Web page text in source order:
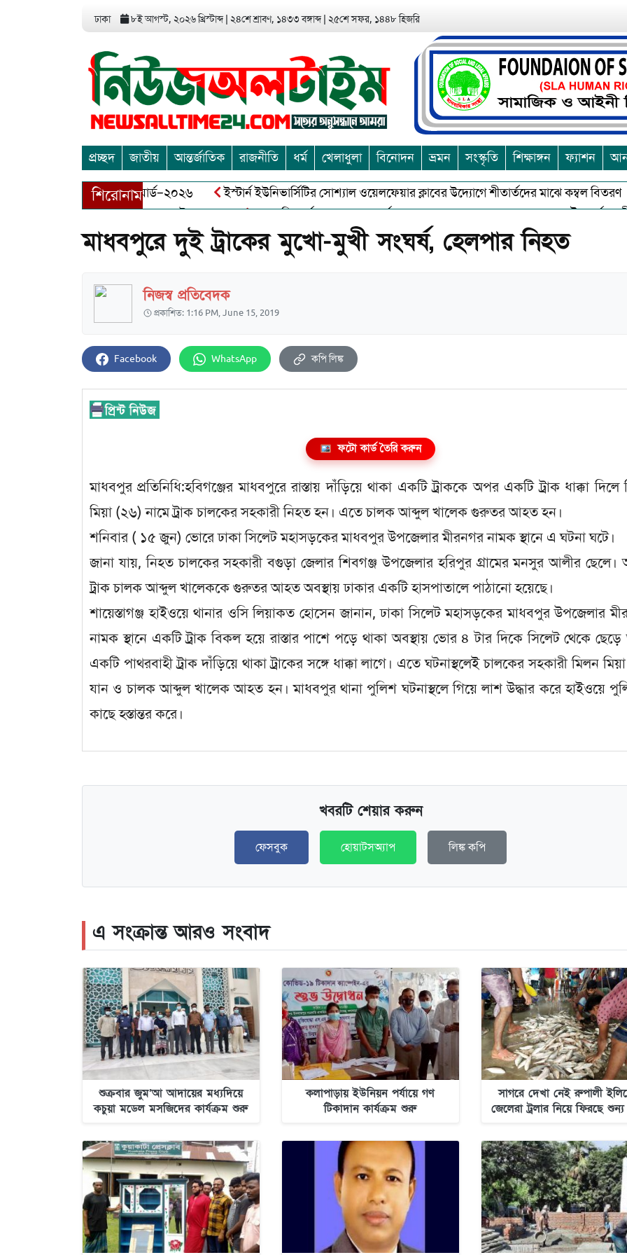
ঢাকা ৮ই আগস্ট, ২০২৬ খ্রিস্টাব্দ ২৪শে শ্রাবণ, ১৪৩৩ বঙ্গাব্দ ২৫শে সফর, ১৪৪৮ হিজরি
প্রচ্ছদ জাতীয় আন্তর্জাতিক রাজনীতি ধর্ম খেলাধুলা বিনোদন ভ্রমন সংস্কৃতি শিক্ষাঙ্গন ফ্যাশন
শিরোনাম
এন্ড এন্ট্রাপ্রেনিয়র অ্যাওয়ার্ড–২০২৬ ইস্টার্ন ইউনিভার্সিটির সোশ্যাল ওয়েলফেয়ার ক্লাবের উদ্যোগে শীতার্তদের মাঝে কম্বল বিতরণ
বীর মুক্তিযোদ্ধা আব্দুল খালেক এর ইন্তেকাল
আত্মশুদ্ধি অর্জন ও অশুভকে বর্জন করে সত্য,সুন্দরকে বরনে কলাপাড়ায় বৌদ্ধ
মাধবপুরে দুই ট্রাকের মুখো-মুখী সংঘর্ষ, হেলপার নিহত
নিজস্ব প্রতিবেদক
প্রকাশিত: 1:16 PM, June 15, 2019
Facebook WhatsApp কপি লিঙ্ক
ফটো কার্ড তৈরি করুন
মাধবপুর প্রতিনিধি:হবিগঞ্জের মাধবপুরে রাস্তায় দাঁড়িয়ে থাকা একটি ট্রাককে অপর একটি ট্রাক ধাক্কা দিলে
মিয়া (২৬) নামে ট্রাক চালকের সহকারী নিহত হন। এতে চালক আব্দুল খালেক গুরুতর আহত হন।
শনিবার ( ১৫ জুন) ভোরে ঢাকা সিলেট মহাসড়কের মাধবপুর উপজেলার মীরনগর নামক স্থানে এ ঘটনা ঘটে।
জানা যায়, নিহত চালকের সহকারী বগুড়া জেলার শিবগঞ্জ উপজেলার হরিপুর গ্রামের মনসুর আলীর
ট্রাক চালক আব্দুল খালেককে গুরুতর আহত অবস্থায় ঢাকার একটি হাসপাতালে পাঠানো হয়েছে।
শায়েস্তাগঞ্জ হাইওয়ে থানার ওসি লিয়াকত হোসেন জানান, ঢাকা সিলেট মহাসড়কের মাধবপুর উপজেলার
নামক স্থানে একটি ট্রাক বিকল হয়ে রাস্তার পাশে পড়ে থাকা অবস্থায় ভোর ৪ টার দিকে সিলেট থেকে
একটি পাথরবাহী ট্রাক দাঁড়িয়ে থাকা ট্রাকের সঙ্গে ধাক্কা লাগে। এতে ঘটনাস্থলেই চালকের সহকারী মিলন মিয়া
যান ও চালক আব্দুল খালেক আহত হন। মাধবপুর থানা পুলিশ ঘটনাস্থলে গিয়ে লাশ উদ্ধার করে হাইওয়ে
কাছে হস্তান্তর করে।
খবরটি শেয়ার করুন
ফেসবুক হোয়াটসঅ্যাপ লিঙ্ক কপি
এ সংক্রান্ত আরও সংবাদ
শুক্রবার জুম’আ আদায়ের মধ্যদিয়ে
কচুয়া মডেল মসজিদের কার্যক্রম শুরু
কলাপাড়ায় ইউনিয়ন পর্যায়ে গণ
টিকাদান কার্যক্রম শুরু
সাগরে দেখা নেই রুপালী
জেলেরা ট্রলার নিয়ে ফিরছে